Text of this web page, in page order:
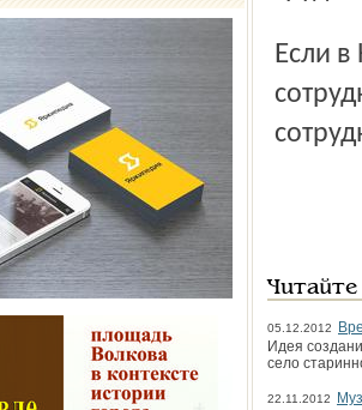
Если в Некрасовском на шесть тысяч экспонатов три
05.12.2012
Идея
село
22.11.2012